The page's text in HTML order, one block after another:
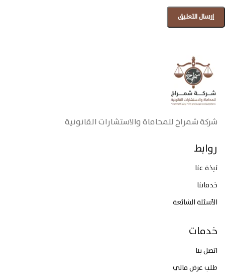
شركة شمراخ للمحاماة والاستشارات القانونية
روابط
نبذة عنا
خدماتنا
الأسئلة الشائعة
خدمات
اتصل بنا
طلب عرض مالي